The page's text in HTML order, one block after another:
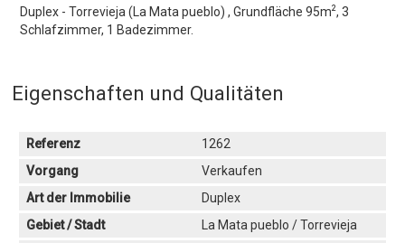
Duplex - Torrevieja (La Mata pueblo) , Grundfläche 95m2, 3
Schlafzimmer, 1 Badezimmer.
Eigenschaften und Qualitäten
Referenz
1262
Vorgang
Verkaufen
Art der Immobilie
Duplex
Gebiet / Stadt
La Mata pueblo / Torrevieja